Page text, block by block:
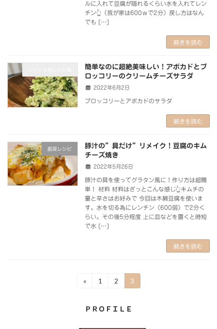
ルに入れて豆腐が隠れるくらい水を入れてレン
チン👆（我が家は600ｗで2分）戻し方はなん
でも […]
続きを読む
簡単なのに超絶美味しい！アボカドとブ
ロッコリーのクリームチーズサラダ
2022年6月2日
ブロッコリーとアボカドのサラダ
続きを読む
副菜レシピ
豚汁の”具だけ”リメイク！豆腐のキム
チーズ焼き
2022年5月26日
豚汁の具を使ってグラタン風に！作り方は超簡
単！ 材料 材料はざっとこんな感じ👆キムチの
量と辛さはお好みで 今回は木綿豆腐を使いま
す。水を切る為にレンチン（600弱）で2分く
らい。その後5分程度 上に皿などを置くと時短
で水 […]
続きを読む
«
固
ー
1
固
ー
2
固
定
ー
3
ＰＲＯＦＩＬＥ